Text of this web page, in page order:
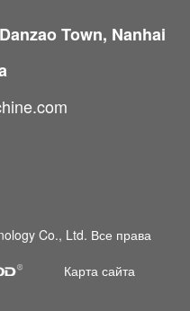
Town, Nanhai
Co., Ltd. Все права
Карта сайта